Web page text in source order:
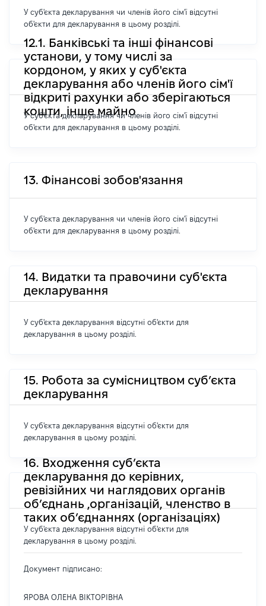
У суб'єкта декларування чи членів його сім'ї відсутні
об'єкти для декларування в цьому розділі.
12.1. Банківські та інші фінансові
установи, у тому числі за
кордоном, у яких у суб'єкта
декларування або членів його сім'ї
відкриті рахунки або зберігаються
кошти, інше майно
У суб'єкта декларування чи членів його сім'ї відсутні
об'єкти для декларування в цьому розділі.
13. Фінансові зобов'язання
У суб'єкта декларування чи членів його сім'ї відсутні
об'єкти для декларування в цьому розділі.
14. Видатки та правочини суб'єкта
декларування
У суб'єкта декларування відсутні об'єкти для
декларування в цьому розділі.
15. Робота за сумісництвом суб’єкта
декларування
У суб'єкта декларування відсутні об'єкти для
декларування в цьому розділі.
16. Входження суб’єкта
декларування до керівних,
ревізійних чи наглядових органів
об’єднань ,організацій, членство в
таких об’єднаннях (організаціях)
У суб'єкта декларування відсутні об'єкти для
декларування в цьому розділі.
Документ підписано:
ЯРОВА ОЛЕНА ВІКТОРІВНА